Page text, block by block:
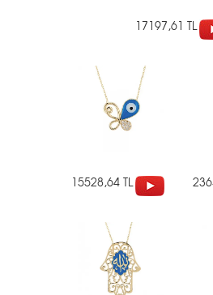
17197,61 TL
15528,64 TL